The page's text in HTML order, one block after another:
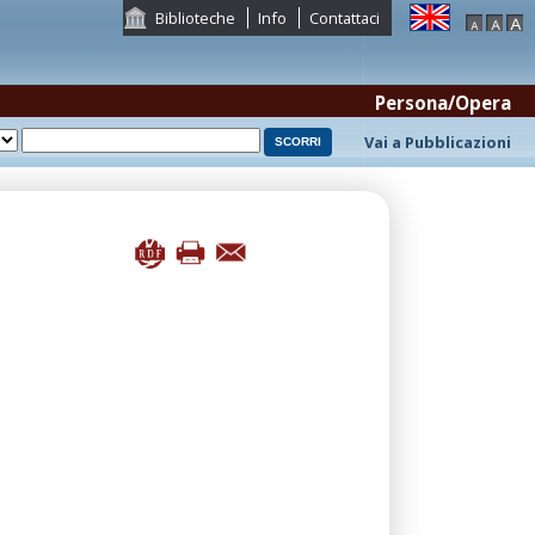
Biblioteche Info Contattaci
Persona/Opera
Vai a Pubblicazioni